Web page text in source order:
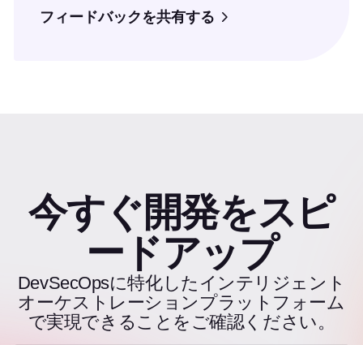
フィードバックを共有する
今すぐ開発をスピ
ードアップ
DevSecOpsに特化したインテリジェント
オーケストレーションプラットフォーム
で実現できることをご確認ください。